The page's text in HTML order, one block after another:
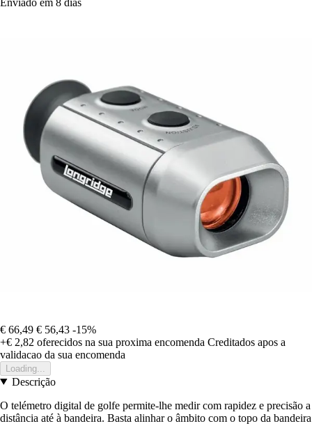
€ 66,49 € 56,43 -15%
+€ 2,82 oferecidos na sua proxima encomenda Creditados apos a
validacao da sua encomenda
Loading...
Descrição
O telémetro digital de golfe permite-lhe medir com rapidez e precisão a
distância até à bandeira. Basta alinhar o âmbito com o topo da bandeira